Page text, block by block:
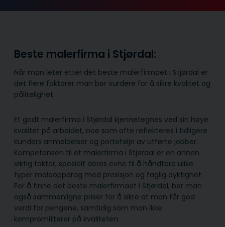
Beste malerfirma i Stjørdal:
Når man leter etter det beste malerfirmaet i Stjørdal er
det flere faktorer man bør vurdere for å sikre kvalitet og
pålitelighet.
Et godt malerfirma i Stjørdal kjennetegnes ved sin høye
kvalitet på arbeidet, noe som ofte reflekteres i tidligere
kunders anmeldelser og portefølje av utførte jobber.
Kompetansen til et malerfirma i Stjørdal er en annen
viktig faktor, spesielt deres evne til å håndtere ulike
typer maleoppdrag med presisjon og faglig dyktighet.
For å finne det beste malerfirmaet i Stjørdal, bør man
også sammenligne priser for å sikre at man får god
verdi for pengene, samtidig som man ikke
kompromitterer på kvaliteten.